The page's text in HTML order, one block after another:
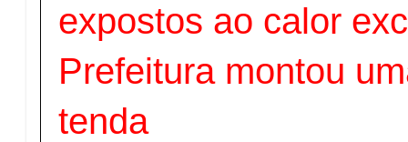
expostos ao calor
Prefeitura montou
tenda